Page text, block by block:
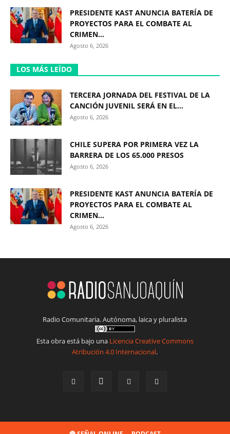
PRESIDENTE KAST ANUNCIA BATERÍA DE
PROYECTOS PARA EL COMBATE AL
CRIMEN...
Agosto 6, 2026
LOS MÁS LEÍDO
TERCERA JORNADA DEL FESTIVAL DE LA
CANCIÓN JUVENIL SERÁ EN EL...
Agosto 6, 2026
CHILE SUPERA POR PRIMERA VEZ LA
BARRERA DE LOS 65.000 PRESOS
Agosto 6, 2026
PRESIDENTE KAST ANUNCIA BATERÍA DE
PROYECTOS PARA EL COMBATE AL
CRIMEN...
Agosto 6, 2026
Radio Comunitaria. Autónoma, laica y pluralista
Esta obra está bajo una Licencia Creative Commons
Atribución 4.0 Internacional.